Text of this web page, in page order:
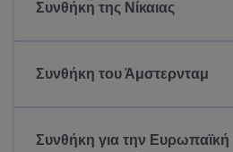
Συνθήκη της Νίκαιας
Συνθήκη του Άμστερνταμ
Συνθήκη για την